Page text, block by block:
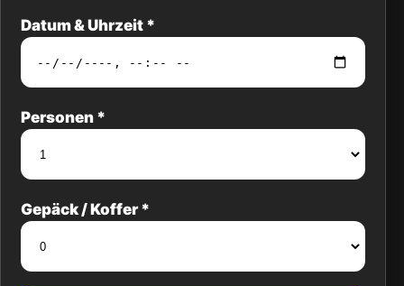
Datum & Uhrzeit *
Personen *
Gepäck / Koffer *